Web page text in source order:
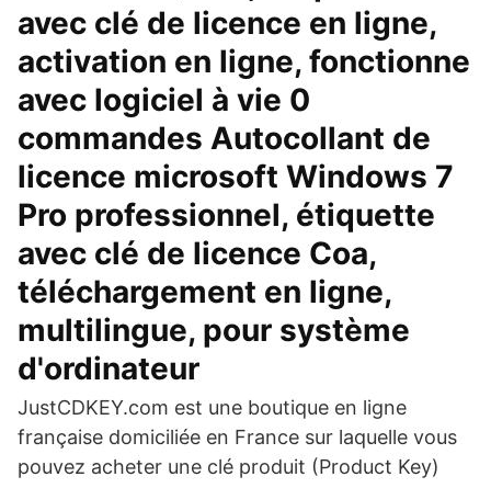
avec clé de licence en ligne,
activation en ligne, fonctionne
avec logiciel à vie 0
commandes Autocollant de
licence microsoft Windows 7
Pro professionnel, étiquette
avec clé de licence Coa,
téléchargement en ligne,
multilingue, pour système
d'ordinateur
JustCDKEY.com est une boutique en ligne
française domiciliée en France sur laquelle vous
pouvez acheter une clé produit (Product Key)